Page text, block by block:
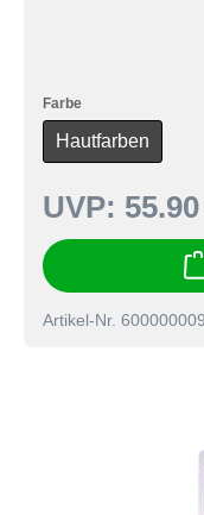
Farbe
Hautfarben
UVP:
Artikel-Nr.